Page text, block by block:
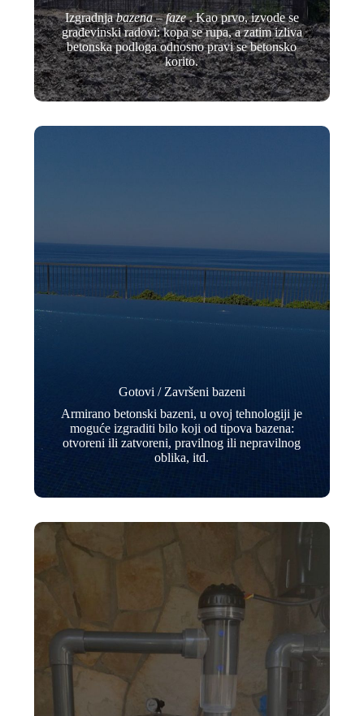
Izgradnjabazena–faze. Kao prvo, izvode se
građevinski radovi: kopa se rupa, a zatim izliva
betonska podloga odnosno pravi se betonsko
korito.
Gotovi / Završeni bazeni
Armirano betonski bazeni, u ovoj tehnologiji je
moguće izgraditi bilo koji od tipova bazena:
otvoreni ili zatvoreni, pravilnog ili nepravilnog
oblika, itd.